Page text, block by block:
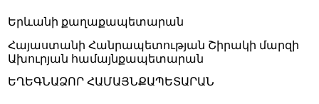
Երևանի քաղաքապետարան
Հայաստանի Հանրապետության Շիրակի մարզի
Ախուրյան համայնքապետարան
ԵՂԵԳՆԱՁՈՐ ՀԱՄԱՅՆՔԱՊԵՏԱՐԱՆ